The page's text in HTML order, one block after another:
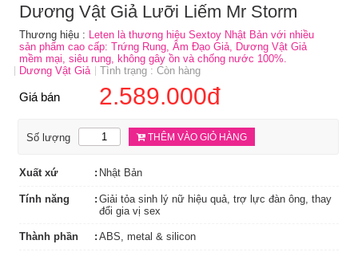
Dương Vật Giả Lưỡi Liếm Mr Storm
Thương hiệu : Leten là thương hiệu Sextoy Nhật Bản với nhiều
sản phẩm cao cấp: Trứng Rung, Âm Đạo Giả, Dương Vật Giả
mềm mại, siêu rung, không gây ồn và chống nước 100%.
Dương Vật Giả
Tình trạng : Còn hàng
Giá bán 2.589.000đ
Số lượng THÊM VÀO GIỎ HÀNG
Xuất xứ Nhật Bản
Tính năng
Giải tỏa sinh lý nữ hiệu quả, trợ lực đàn ông, thay
đổi gia vị sex
Thành phần ABS, metal & silicon